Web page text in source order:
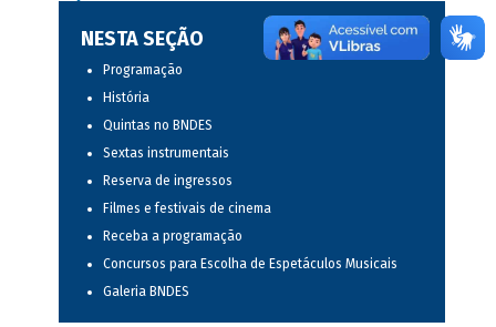
NESTA SEÇÃO
Programação
História
Quintas no BNDES
Sextas instrumentais
Reserva de ingressos
Filmes e festivais de cinema
Receba a programação
Concursos para Escolha de Espetáculos Musicais
Galeria BNDES